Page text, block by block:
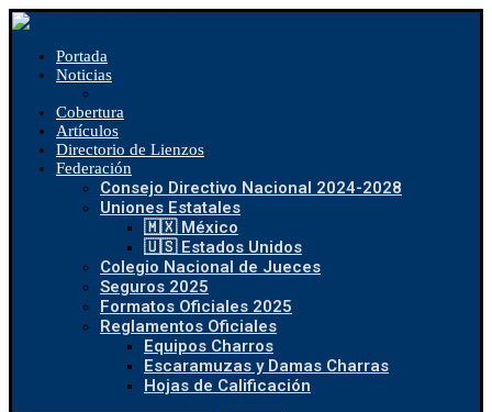
Portada
Noticias
Cobertura
Artículos
Directorio de Lienzos
Federación
Consejo Directivo Nacional 2024-2028
Uniones Estatales
🇲🇽 México
🇺🇸 Estados Unidos
Colegio Nacional de Jueces
Seguros 2025
Formatos Oficiales 2025
Reglamentos Oficiales
Equipos Charros
Escaramuzas y Damas Charras
Hojas de Calificación